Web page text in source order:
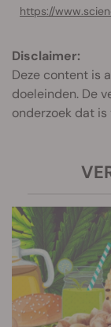
https://
Disclaimer:
Deze content is
doeleinden. De
onderzoek dat